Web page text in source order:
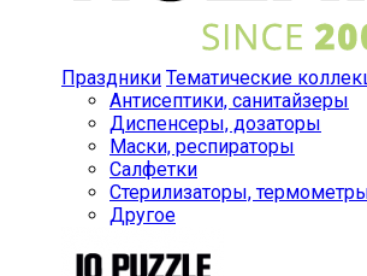
Праздники Тематические
Антисептики, санитайзеры
Диспенсеры, дозаторы
Маски, респираторы
Салфетки
Стерилизаторы,
Другое